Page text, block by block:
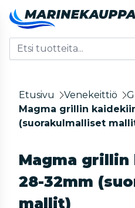
Etusivu Venekeittiö
Magma grillin
(suorakulmalliset
Magma
28-32mm
mallit)